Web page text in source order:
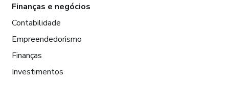
Finanças e negócios
Contabilidade
Empreendedorismo
Finanças
Investimentos